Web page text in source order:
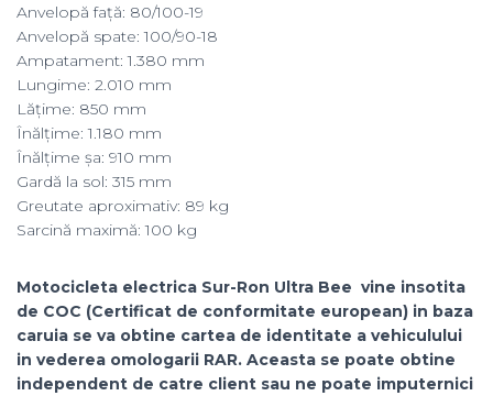
Anvelopă față: 80/100-19
Anvelopă spate: 100/90-18
Ampatament: 1.380 mm
Lungime: 2.010 mm
Lățime: 850 mm
Înălțime: 1.180 mm
Înălțime șa: 910 mm
Gardă la sol: 315 mm
Greutate aproximativ: 89 kg
Sarcină maximă: 100 kg
Motocicleta electrica Sur-Ron Ultra Bee vine insotita
de COC (Certificat de conformitate european) in baza
caruia se va obtine cartea de identitate a vehiculului
in vederea omologarii RAR. Aceasta se poate obtine
independent de catre client sau ne poate imputernici